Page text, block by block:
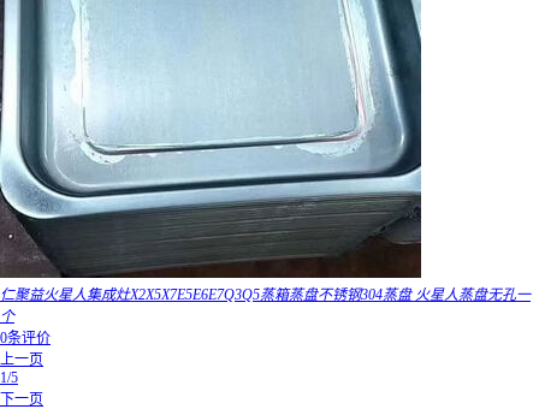
仁聚益火星人集成灶X2X5X7E5E6E7Q3Q5蒸箱蒸盘不锈钢304蒸盘 火星人蒸盘无孔一
个
0条评价
上一页
1/5
下一页